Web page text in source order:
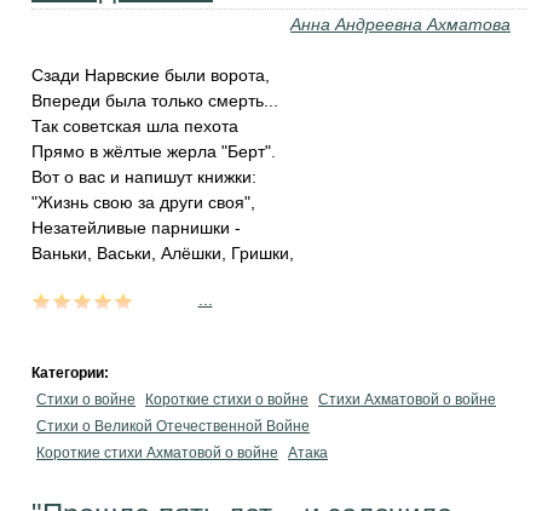
Анна Андреевна Ахматова
Сзади Нарвские были ворота,
Впереди была только смерть...
Так советская шла пехота
Прямо в жёлтые жерла "Берт".
Вот о вас и напишут книжки:
"Жизнь свою за други своя",
Незатейливые парнишки -
Ваньки, Васьки, Алёшки, Гришки,
Категории:
Стихи о войне
Короткие стихи о войне
Стихи Ахматовой о войне
Стихи о Великой Отечественной Войне
Короткие стихи Ахматовой о войне
Атака